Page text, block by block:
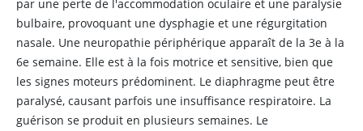
par une perte de l'accommodation oculaire et une paralysie
bulbaire, provoquant une dysphagie et une régurgitation
nasale. Une neuropathie périphérique apparaît de la 3e à la
6e semaine. Elle est à la fois motrice et sensitive, bien que
les signes moteurs prédominent. Le diaphragme peut être
paralysé, causant parfois une insuffisance respiratoire. La
guérison se produit en plusieurs semaines. Le